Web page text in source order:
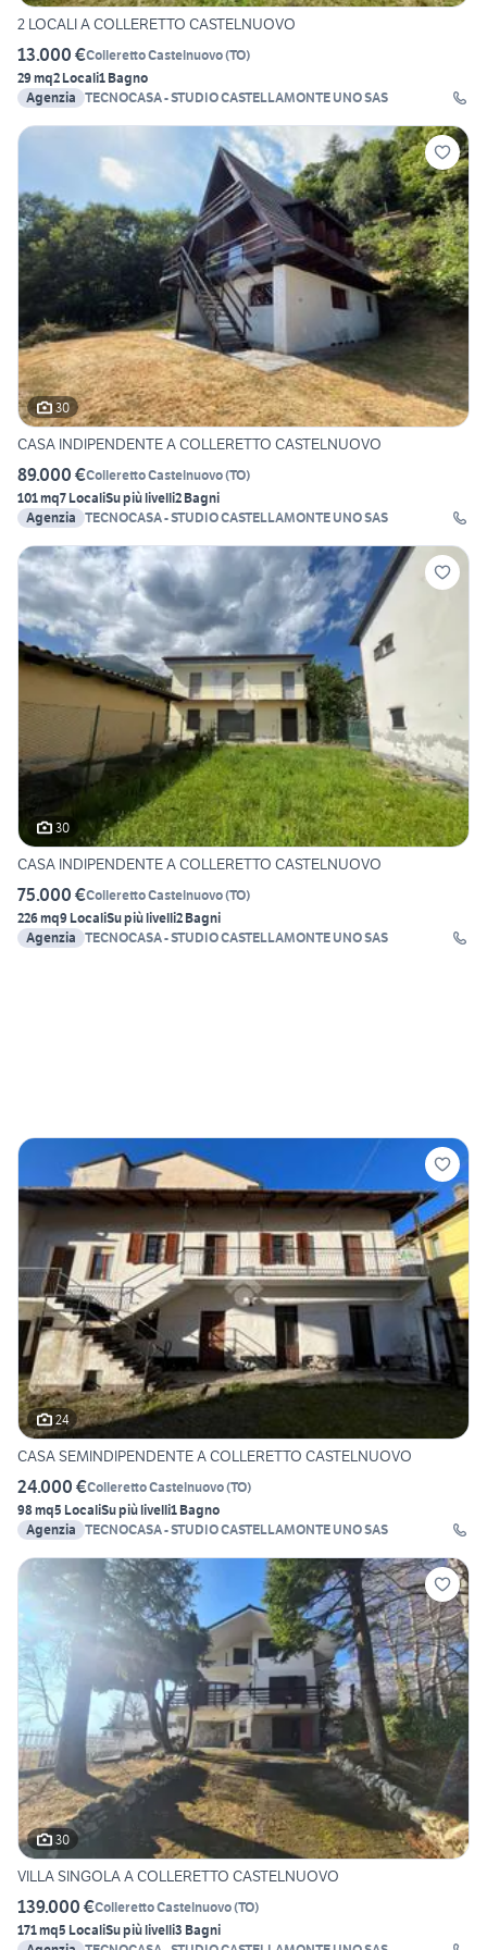
2 LOCALI A COLLERETTO CASTELNUOVO
13.000 €Colleretto Castelnuovo(TO)
29 mq2 Locali1 Bagno
Agenzia TECNOCASA - STUDIO CASTELLAMONTE UNO SAS
30
CASA INDIPENDENTE A COLLERETTO CASTELNUOVO
89.000 €Colleretto Castelnuovo(TO)
101 mq7 LocaliSu più livelli2 Bagni
Agenzia TECNOCASA - STUDIO CASTELLAMONTE UNO SAS
30
CASA INDIPENDENTE A COLLERETTO CASTELNUOVO
75.000 €Colleretto Castelnuovo(TO)
226 mq9 LocaliSu più livelli2 Bagni
Agenzia TECNOCASA - STUDIO CASTELLAMONTE UNO SAS
24
CASA SEMINDIPENDENTE A COLLERETTO CASTELNUOVO
24.000 €Colleretto Castelnuovo(TO)
98 mq5 LocaliSu più livelli1 Bagno
Agenzia TECNOCASA - STUDIO CASTELLAMONTE UNO SAS
30
VILLA SINGOLA A COLLERETTO CASTELNUOVO
139.000 €Colleretto Castelnuovo(TO)
171 mq5 LocaliSu più livelli3 Bagni